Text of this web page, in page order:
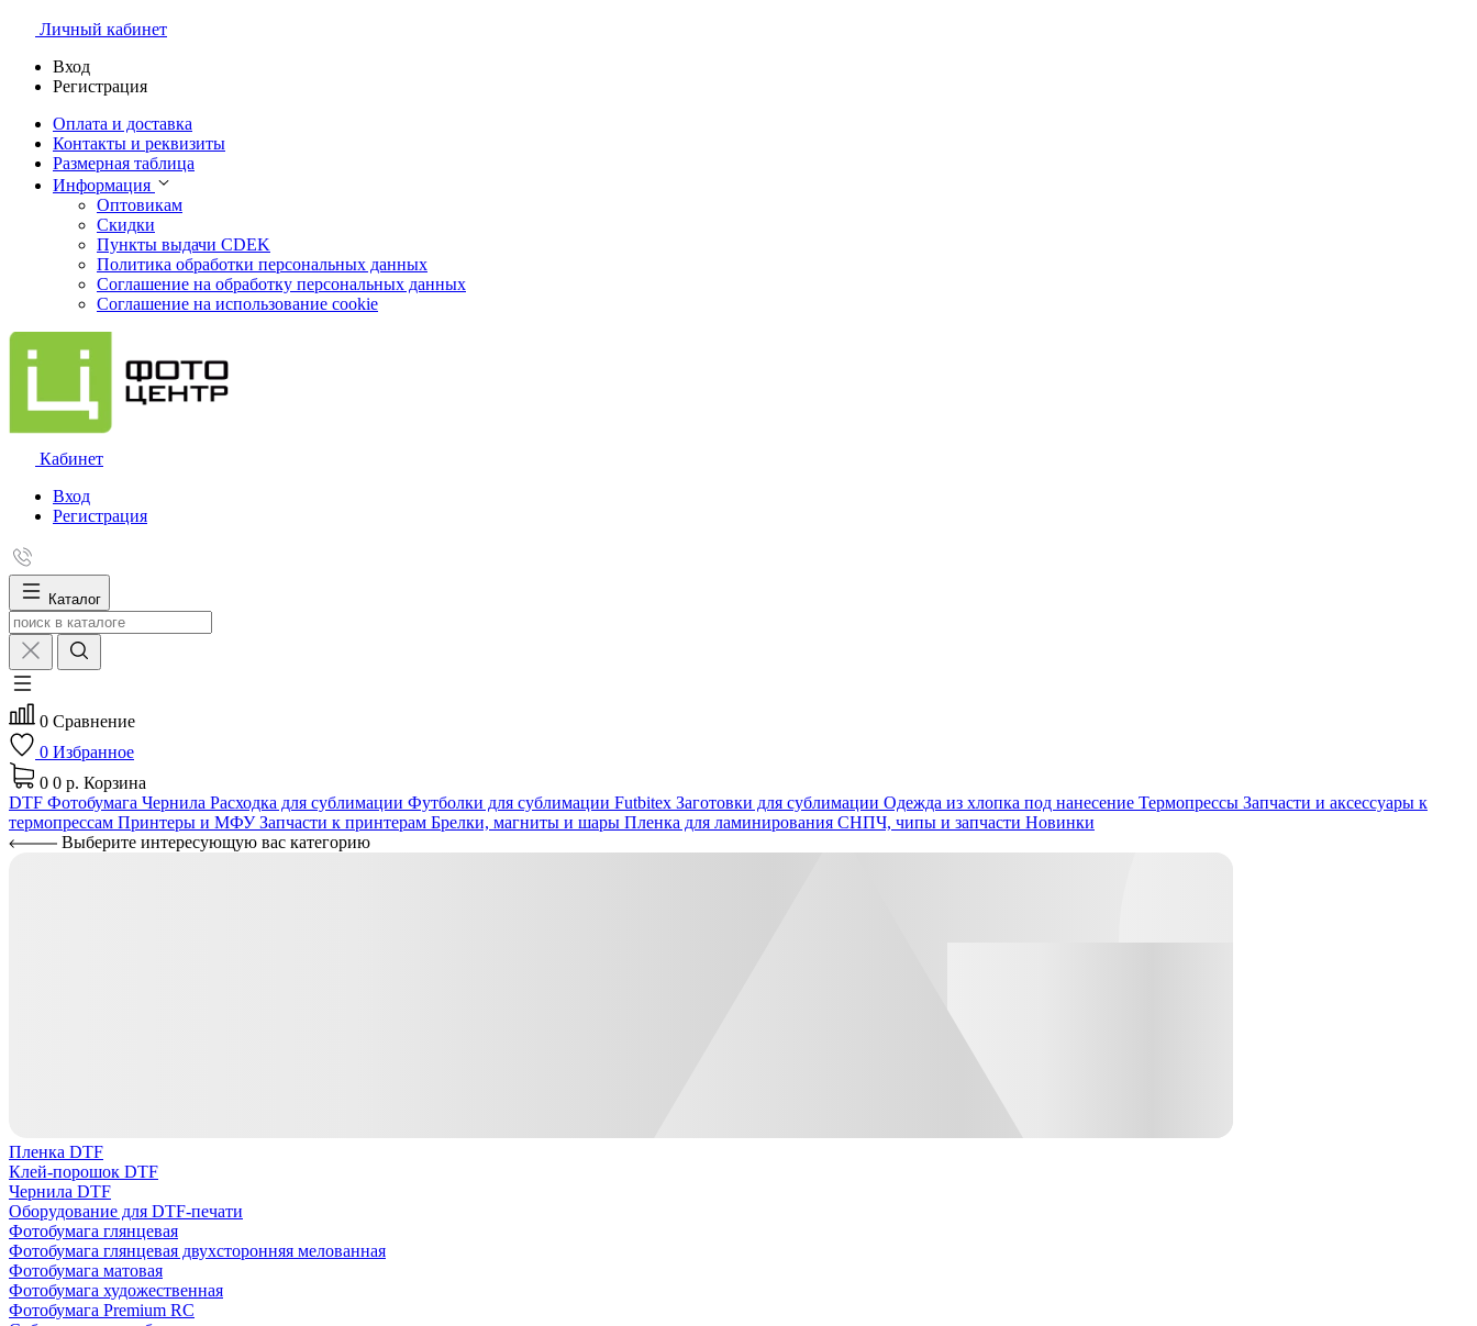
Личный кабинет
Вход
Регистрация
Оплата и доставка
Контакты и реквизиты
Размерная таблица
Информация
Оптовикам
Скидки
Пункты выдачи CDEK
Политика обработки персональных данных
Соглашение на обработку персональных данных
Соглашение на использование cookie
Кабинет
Вход
Регистрация
Каталог
0 Сравнение
0 Избранное
0 0 р. Корзина
DTF Фотобумага Чернила Расходка для сублимации Футболки для сублимации Futbitex Заготовки для сублимации Одежда из хлопка под нанесение Термопрессы Запчасти и аксессуары к
термопрессам Принтеры и МФУЗапчасти к принтерам Брелки, магниты и шары Пленка для ламинирования СНПЧ, чипы и запчасти Новинки
Выберите интересующую вас категорию
Пленка DTF
Клей-порошок DTF
Чернила DTF
Оборудование для DTF-печати
Фотобумага глянцевая
Фотобумага глянцевая двухсторонняя мелованная
Фотобумага матовая
Фотобумага художественная
Фотобумага Premium RC